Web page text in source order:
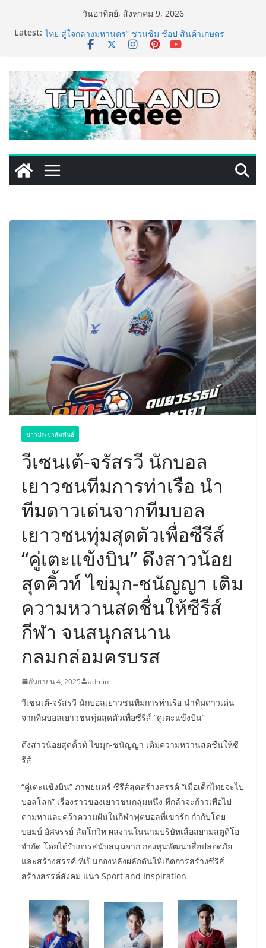
วันอาทิตย์, สิงหาคม 9, 2026
Latest: เริ่มแล้ว! อ.ต.ก.แฟร์ 4 ภาค @ภาคกลาง “มนต์เสน่ห์เกษตร
ไทย สู่ใจกลางมหานคร” ชวนชิม ช้อป สินค้าเกษตร
ททท. ประกาศความสำเร็จ Village to the World Season
5 ผนึก 9 พันธมิตร ขับเคลื่อน ESG Tourism สืบสานพระ
ราชปณิธาน สร้างคุณค่าการท่องเที่ยวไทยอย่างยั่งยืน
เหิงลี่ แมนูแฟคเจอริ่ง เทคโนโลยี (ไทยแลนด์) เปิดโรงงาน
แห่งใหม่ในชลบุรี เดินหน้าขยายฐานการผลิตสู่เอเชียตะวัน
ออกเฉียงใต้ เสริมแกร่งยุทธศาสตร์ระดับโลก
LORDNINE จัดศึกคนดังสายเกม ไทย ปะทะ ฟิลิปปินส์ ใน
“Rise of the Tenth Lord” เปิดสงครามกิลด์ข้ามประเทศ
ฉลองเซิร์ฟเวอร์ใหม่ เฮเลนา
PIPPER STANDARD® เปิดตัวแชมพูอาบน้ำ และ โฟมอาบ
แห้งสัตว์เลี้ยง ชูนวัตกรรมพลังธรรมชาติ “Zero-Residue”
ข่าวประชาสัมพันธ์
วีเซนเต้-จรัสรวี นักบอล
เยาวชนทีมการท่าเรือ นำ
ทีมดาวเด่นจากทีมบอล
เยาวชนทุ่มสุดตัวเพื่อซีรีส์
“คู่เตะแข้งบิน” ดึงสาวน้อย
สุดคิ้วท์ ไข่มุก-ชนัญญา เติม
ความหวานสดชื่นให้ซีรีส์
กีฬา จนสนุกสนาน
กลมกล่อมครบรส
กันยายน 4, 2025 admin
วีเซนเต้-จรัสรวี นักบอลเยาวชนทีมการท่าเรือ นำทีมดาวเด่น
จากทีมบอลเยาวชนทุ่มสุดตัวเพื่อซีรีส์ “คู่เตะแข้งบิน”
ดึงสาวน้อยสุดคิ้วท์ ไข่มุก-ชนัญญา เติมความหวานสดชื่นให้ซี
รีส์
“คู่เตะแข้งบิน” ภาพยนตร์ ซีรีส์สุดสร้างสรรค์ “เมื่อเด็กไทยจะไป
บอลโลก” เรื่องราวของเยาวชนกลุ่มหนึ่ง ที่กล้าจะก้าวเพื่อไป
ตามหาและคว้าความฝันในกีฬาฟุตบอลที่เขารัก กำกับโดย
บอมบ์ อัศจรรย์ สัตโกวิท ผลงานในนามบริษัทเสือสยามสตูดิโอ
จำกัด โดยได้รับการสนับสนุนจาก กองทุนพัฒนาสื่อปลอดภัย
และสร้างสรรค์ ที่เป็นกองหลังผลักดันให้เกิดการสร้างซีรีส์
สร้างสรรค์สังคม แนว Sport and Inspiration